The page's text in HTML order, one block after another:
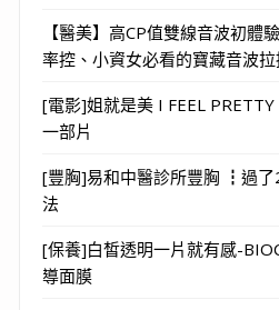
【醫美】高CP值雙線音波初體
率控、小資女必看的寶藏音波
[電影]姐就是美 I FEEL
一部片
[豐胸]易和中醫診所豐胸 ┇過了
法
[保養]白皙透明一片就有感-
導面膜